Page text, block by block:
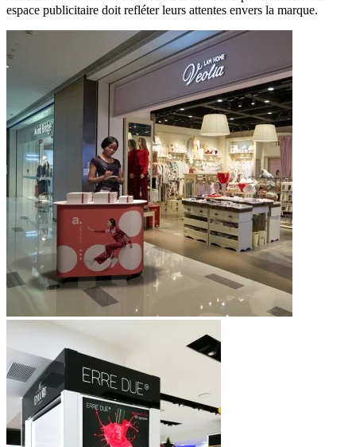
espace publicitaire doit refléter leurs attentes envers la marque.